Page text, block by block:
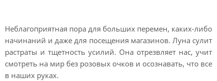
Неблагоприятная пора для больших перемен, каких-либо
начинаний и даже для посещения магазинов. Луна сулит
растраты и тщетность усилий. Она отрезвляет нас, учит
смотреть на мир без розовых очков и осознавать, что все
в наших руках.